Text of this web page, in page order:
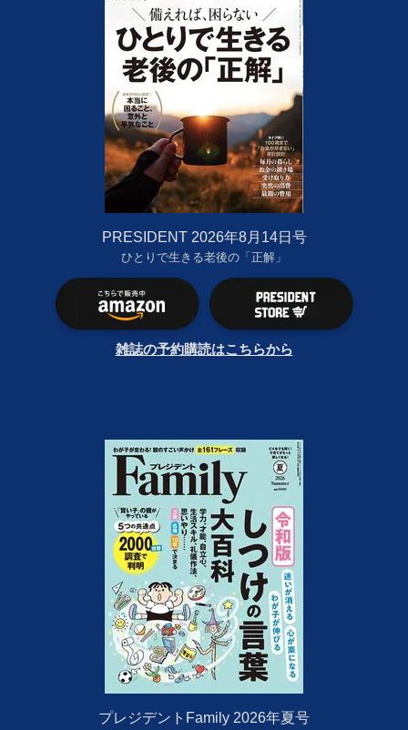
PRESIDENT 2026年8月14日号
ひとりで生きる老後の「正解」
雑誌の予約購読はこちらから
プレジデントFamily 2026年夏号